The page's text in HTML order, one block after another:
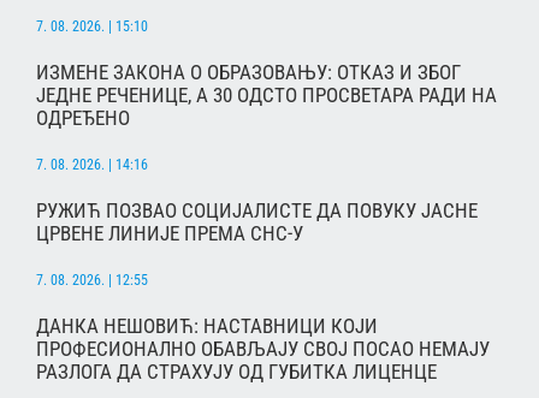
7. 08. 2026. | 15:10
ИЗМЕНЕ ЗАКОНА О ОБРАЗОВАЊУ: ОТКАЗ И ЗБОГ
ЈЕДНЕ РЕЧЕНИЦЕ, А 30 ОДСТО ПРОСВЕТАРА РАДИ НА
ОДРЕЂЕНО
7. 08. 2026. | 14:16
РУЖИЋ ПОЗВАО СОЦИЈАЛИСТЕ ДА ПОВУКУ ЈАСНЕ
ЦРВЕНЕ ЛИНИЈЕ ПРЕМА СНС-У
7. 08. 2026. | 12:55
ДАНКА НЕШОВИЋ: НАСТАВНИЦИ КОЈИ
ПРОФЕСИОНАЛНО ОБАВЉАЈУ СВОЈ ПОСАО НЕМАЈУ
РАЗЛОГА ДА СТРАХУЈУ ОД ГУБИТКА ЛИЦЕНЦЕ